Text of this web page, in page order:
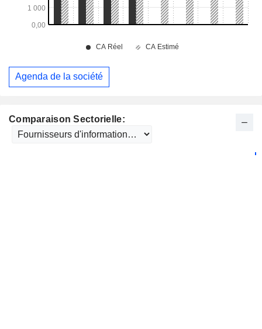
Comparaison Sectorielle:
Agenda de la société